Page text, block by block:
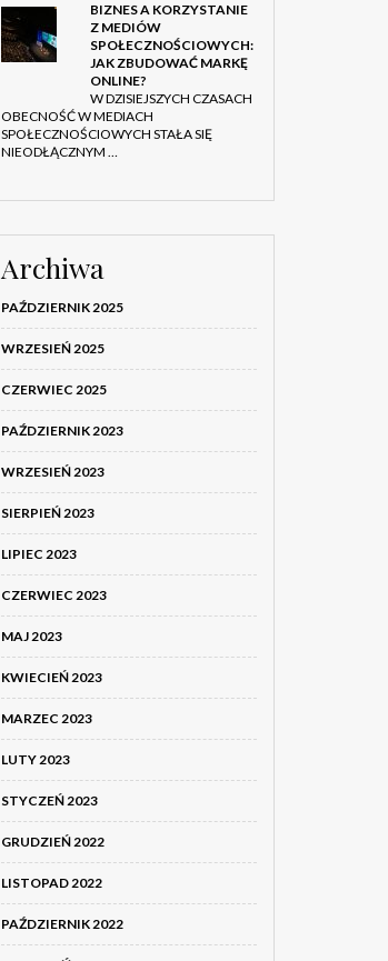
BIZNES A KORZYSTANIE
Z MEDIÓW
SPOŁECZNOŚCIOWYCH:
JAK ZBUDOWAĆ MARKĘ
ONLINE?
W DZISIEJSZYCH CZASACH
OBECNOŚĆ W MEDIACH
SPOŁECZNOŚCIOWYCH STAŁA SIĘ
NIEODŁĄCZNYM …
Archiwa
PAŹDZIERNIK 2025
WRZESIEŃ 2025
CZERWIEC 2025
PAŹDZIERNIK 2023
WRZESIEŃ 2023
SIERPIEŃ 2023
LIPIEC 2023
CZERWIEC 2023
MAJ 2023
KWIECIEŃ 2023
MARZEC 2023
LUTY 2023
STYCZEŃ 2023
GRUDZIEŃ 2022
LISTOPAD 2022
PAŹDZIERNIK 2022